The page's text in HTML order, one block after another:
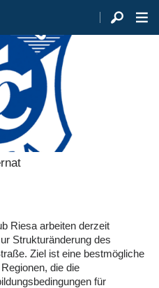
Riesa arbeiten derzeit
Strukturänderung des
Ziel ist eine bestmögliche
die die
für